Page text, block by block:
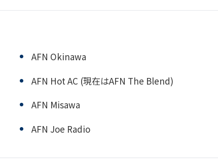
AFN Okinawa
AFN Hot AC (現在はAFN The Blend)
AFN Misawa
AFN Joe Radio